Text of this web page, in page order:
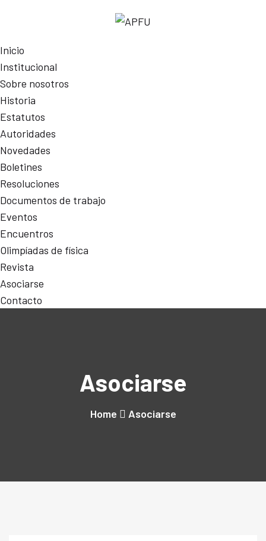
Inicio
Institucional
Sobre nosotros
Historia
Estatutos
Autoridades
Novedades
Boletines
Resoluciones
Documentos de trabajo
Eventos
Encuentros
Olimpíadas de física
Revista
Asociarse
Contacto
Asociarse
Home Asociarse